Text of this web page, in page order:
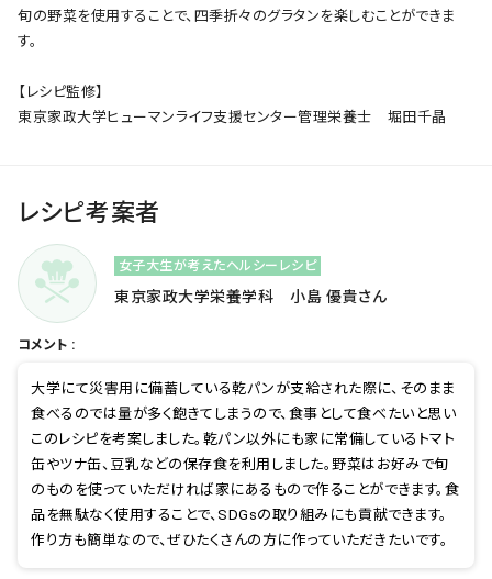
旬の野菜を使用することで、四季折々のグラタンを楽しむことができま
す。
【レシピ監修】
東京家政大学ヒューマンライフ支援センター管理栄養士 堀田千晶
レシピ考案者
女子大生が考えたヘルシーレシピ
東京家政大学栄養学科 小島 優貴さん
コメント :
大学にて災害用に備蓄している乾パンが支給された際に、そのまま
食べるのでは量が多く飽きてしまうので、食事として食べたいと思い
このレシピを考案しました。乾パン以外にも家に常備しているトマト
缶やツナ缶、豆乳などの保存食を利用しました。野菜はお好みで旬
のものを使っていただければ家にあるもので作ることができます。食
品を無駄なく使用することで、SDGsの取り組みにも貢献できます。
作り方も簡単なので、ぜひたくさんの方に作っていただきたいです。